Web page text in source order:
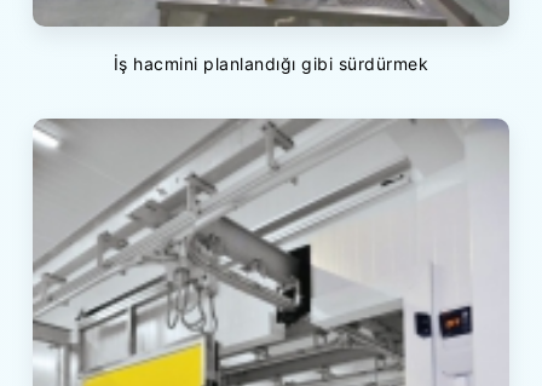
İş hacmini planlandığı gibi sürdürmek